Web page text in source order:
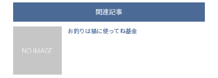
関連記事
お釣りは猫に使ってね基金